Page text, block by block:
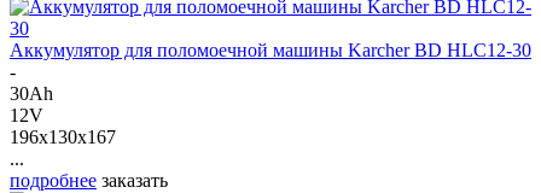
Аккумулятор для поломоечной машины Karcher BD HLC12-30
-
30Ah
12V
196x130x167
...
подробнее заказать